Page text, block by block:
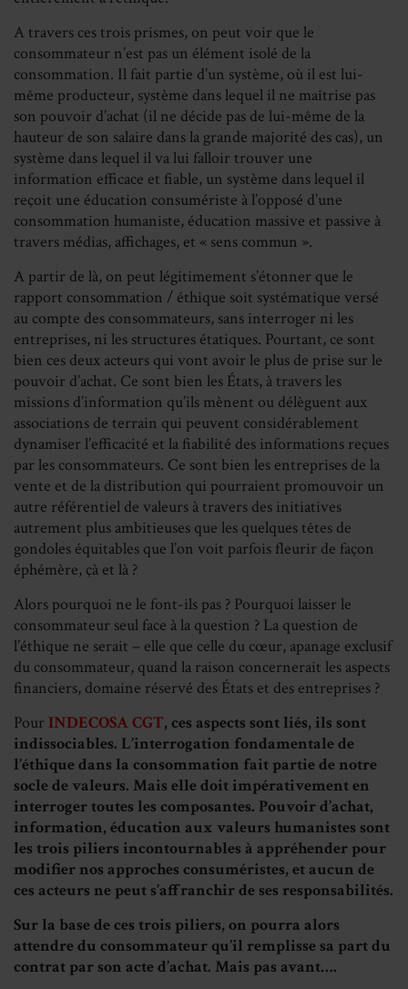
A travers ces trois prismes, on peut voir que le
consommateur n’est pas un élément isolé de la
consommation. Il fait partie d’un système, où il est lui-
même producteur, système dans lequel il ne maîtrise pas
son pouvoir d’achat (il ne décide pas de lui-même de la
hauteur de son salaire dans la grande majorité des cas), un
système dans lequel il va lui falloir trouver une
information efficace et fiable, un système dans lequel il
reçoit une éducation consumériste à l’opposé d’une
consommation humaniste, éducation massive et passive à
travers médias, affichages, et « sens commun ».
A partir de là, on peut légitimement s’étonner que le
rapport consommation / éthique soit systématique versé
au compte des consommateurs, sans interroger ni les
entreprises, ni les structures étatiques. Pourtant, ce sont
bien ces deux acteurs qui vont avoir le plus de prise sur le
pouvoir d’achat. Ce sont bien les États, à travers les
missions d’information qu’ils mènent ou délèguent aux
associations de terrain qui peuvent considérablement
dynamiser l’efficacité et la fiabilité des informations reçues
par les consommateurs. Ce sont bien les entreprises de la
vente et de la distribution qui pourraient promouvoir un
autre référentiel de valeurs à travers des initiatives
autrement plus ambitieuses que les quelques têtes de
gondoles équitables que l’on voit parfois fleurir de façon
éphémère, çà et là ?
Alors pourquoi ne le font-ils pas ? Pourquoi laisser le
consommateur seul face à la question ? La question de
l’éthique ne serait – elle que celle du cœur, apanage exclusif
du consommateur, quand la raison concernerait les aspects
financiers, domaine réservé des États et des entreprises ?
Pour INDECOSA CGT, ces aspects sont liés, ils sont
indissociables. L’interrogation fondamentale de
l’éthique dans la consommation fait partie de notre
socle de valeurs. Mais elle doit impérativement en
interroger toutes les composantes. Pouvoir d’achat,
information, éducation aux valeurs humanistes sont
les trois piliers incontournables à appréhender pour
modifier nos approches consuméristes, et aucun de
ces acteurs ne peut s’affranchir de ses responsabilités.
Sur la base de ces trois piliers, on pourra alors
attendre du consommateur qu’il remplisse sa partdu
contrat par son acte d’achat. Mais pas avant….